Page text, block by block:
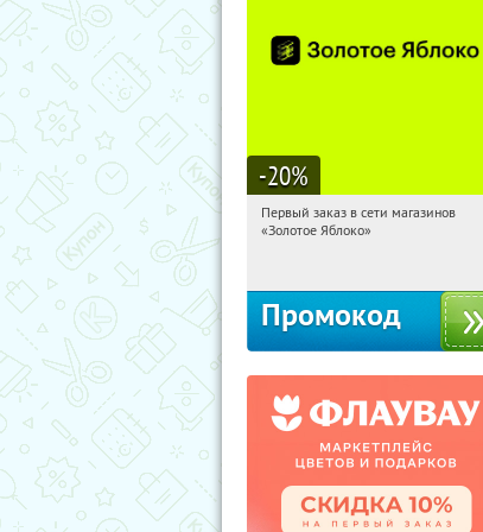
-20%
14:09:11
Получи первым!
Первый заказ в сети магазинов
«Золотое Яблоко»
Промокод